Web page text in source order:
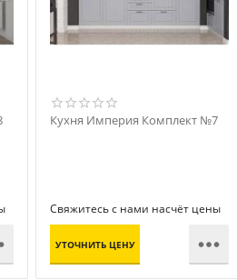
Кухня Империя Комплект №7
Свяжитесь с нами насчёт цены
УТОЧНИТЬ ЦЕНУ 